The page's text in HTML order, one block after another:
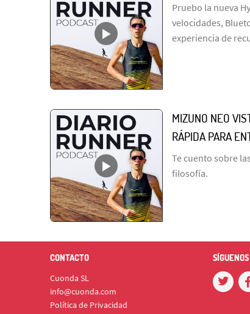
Pruebo la nueva
velocidades,
experiencia de
MIZUNO NEO
RÁPIDA PARA
Te cuento sobre
filosofía.
CONTACTO
Cuonda SL
info@cuonda.com
Política de Privacidad